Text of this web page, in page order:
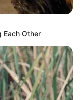
Each Other